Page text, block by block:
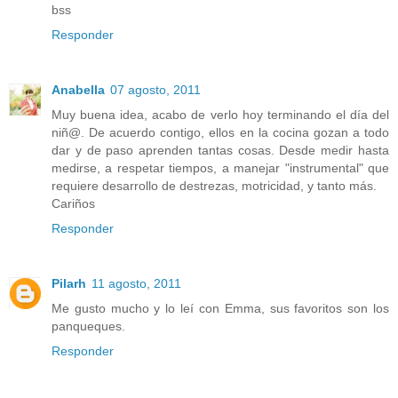
bss
Responder
Anabella 07 agosto, 2011
Muy buena idea, acabo de verlo hoy terminando el día del
niñ@. De acuerdo contigo, ellos en la cocina gozan a todo
dar y de paso aprenden tantas cosas. Desde medir hasta
medirse, a respetar tiempos, a manejar "instrumental" que
requiere desarrollo de destrezas, motricidad, y tanto más.
Cariños
Responder
Pilarh 11 agosto, 2011
Me gusto mucho y lo leí con Emma, sus favoritos son los
panqueques.
Responder